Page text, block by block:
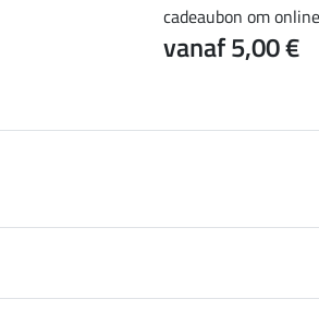
cadeaubon om
vanaf 5,00 €